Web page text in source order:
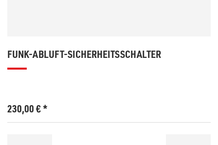
FUNK-ABLUFT-SICHERHEITSSCHALTER
230,00€*